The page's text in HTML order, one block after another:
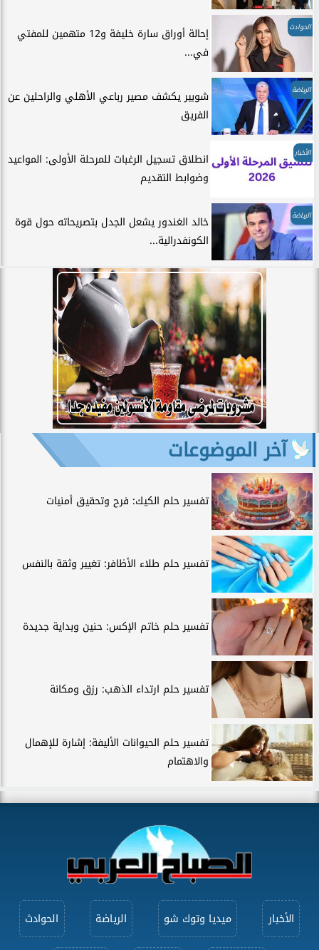
الحوادث
إحالة أوراق سارة خليفة و12 متهمين للمفتي
في...
الرياضة
شوبير يكشف مصير رباعي الأهلي والراحلين عن
الفريق
الأخبار
انطلاق تسجيل الرغبات للمرحلة الأولى: المواعيد
وضوابط التقديم
الرياضة
خالد الغندور يشعل الجدل بتصريحاته حول قوة
الكونفدرالية...
آخر الموضوعات
تفسير حلم الكيك: فرح وتحقيق أمنيات
تفسير حلم طلاء الأظافر: تغيير وثقة بالنفس
تفسير حلم خاتم الإكس: حنين وبداية جديدة
تفسير حلم ارتداء الذهب: رزق ومكانة
تفسير حلم الحيوانات الأليفة: إشارة للإهمال
والاهتمام
الأخبار ميديا وتوك شو الرياضة الحوادث